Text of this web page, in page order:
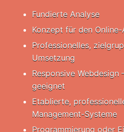
Fundierte Analyse
Konzept für den
Professionelles,
Umsetzung
Responsive Webdesign
geeignet
Etablierte,
Management-Systeme
Programmierung oder